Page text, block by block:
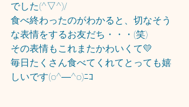
でした(^▽^)/
食べ終わったのがわかると、切なそう
な表情をするお友だち・・・(笑)
その表情もこれまたかわいくて💛
毎日たくさん食べてくれてとっても嬉
しいです(o^―^o)ﾆｺ